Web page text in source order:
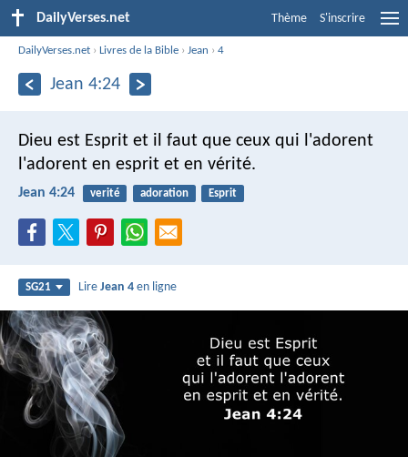
DailyVerses.net Thème S'inscrire
DailyVerses.net ›Livres de la Bible ›Jean ›4
Jean 4:24
Dieu est Esprit et il faut que ceux qui l'adorent
l'adorent en esprit et en vérité.
Jean 4:24 verité adoration Esprit
SG21 LireJean 4 en ligne